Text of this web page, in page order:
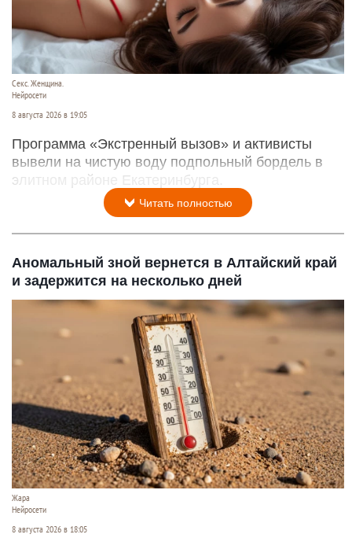
Секс. Женщина.
Нейросети
8 августа 2026 в 19:05
Программа «Экстренный вызов» и активисты
вывели на чистую воду подпольный бордель в
элитном районе Екатеринбурга.
Читать полностью
Аномальный зной вернется в Алтайский край
и задержится на несколько дней
Жара
Нейросети
8 августа 2026 в 18:05